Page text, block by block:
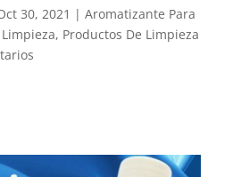
30, 2021 | Aromatizante Para
, Productos De Limpieza